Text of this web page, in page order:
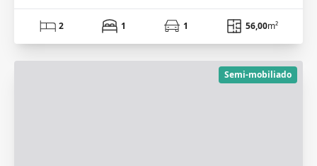
2 1 1 56,00m²
Semi-mobiliado